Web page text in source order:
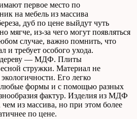
первое место по
на мебель из массива
дуб по цене выйдут чуть
мягче, из-за чего могут появляться
случае, важно помнить, что
и требует особого ухода.
дереву — МДФ. Плиты
стружки. Материал не
Его легко
любые формы и с помощью разных
фактур. Изделия из МДФ
из массива, но при этом более
по цене.